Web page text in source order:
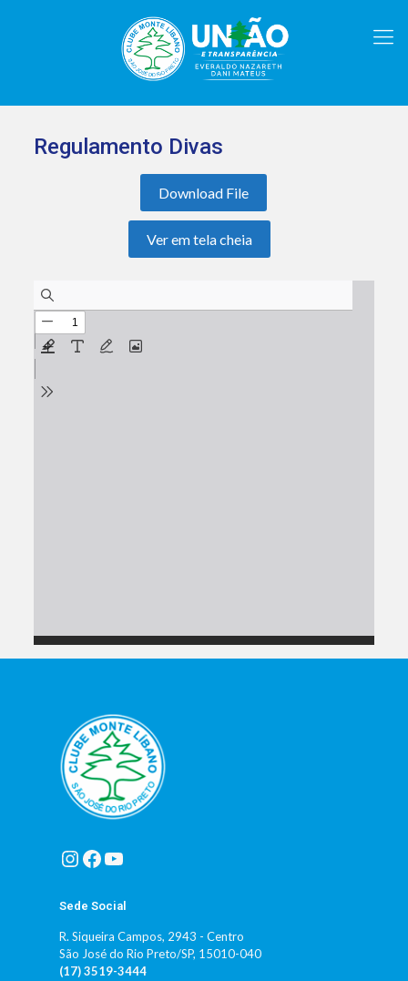
Regulamento Divas
Download File
Ver em tela cheia
Instagram
Facebook
Youtube
Sede Social
R. Siqueira Campos, 2943 - Centro
São José do Rio Preto/SP, 15010-040
(17) 3519-3444